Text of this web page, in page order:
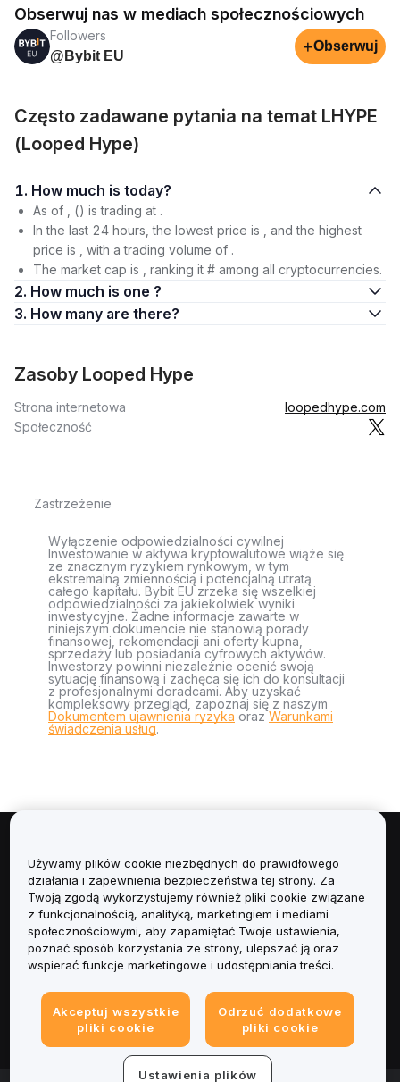
Obserwuj nas w mediach społecznościowych
Followers
@Bybit EU
+Obserwuj
Często zadawane pytania na temat LHYPE
(Looped Hype)
1. How much is today?
As of , () is trading at .
In the last 24 hours, the lowest price is , and the highest
price is , with a trading volume of .
The market cap is , ranking it # among all cryptocurrencies.
2. How much is one ?
3. How many are there?
Zasoby Looped Hype
Strona internetowa
loopedhype.com
Społeczność
Zastrzeżenie
Wyłączenie odpowiedzialności cywilnej
Inwestowanie w aktywa kryptowalutowe wiąże się
ze znacznym ryzykiem rynkowym, w tym
ekstremalną zmiennością i potencjalną utratą
całego kapitału. Bybit EU zrzeka się wszelkiej
odpowiedzialności za jakiekolwiek wyniki
inwestycyjne. Żadne informacje zawarte w
niniejszym dokumencie nie stanowią porady
finansowej, rekomendacji ani oferty kupna,
sprzedaży lub posiadania cyfrowych aktywów.
Inwestorzy powinni niezależnie ocenić swoją
sytuację finansową i zachęca się ich do konsultacji
z profesjonalnymi doradcami. Aby uzyskać
kompleksowy przegląd, zapoznaj się z naszym
Dokumentem ujawnienia ryzyka orazWarunkami
świadczenia usług.
Informacje
Usługi
Obsługa Klienta
Informacje prawne
Używamy plików cookie niezbędnych do prawidłowego
działania i zapewnienia bezpieczeństwa tej strony. Za
Twoją zgodą wykorzystujemy również pliki cookie związane
z funkcjonalnością, analityką, marketingiem i mediami
społecznościowymi, aby zapamiętać Twoje ustawienia,
poznać sposób korzystania ze strony, ulepszać ją oraz
wspierać funkcje marketingowe i udostępniania treści.
Akceptuj wszystkie
pliki cookie
Odrzuć dodatkowe
pliki cookie
Ustawienia plików